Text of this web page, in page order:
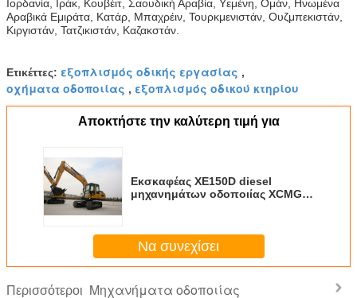
Ιορδανία, Ιράκ, Κουβέιτ, Σαουδική Αραβία, Υεμένη, Ομάν, Ηνωμένα
Αραβικά Εμιράτα, Κατάρ, Μπαχρέιν, Τουρκμενιστάν, Ουζμπεκιστάν,
Κιργιστάν, Τατζικιστάν, Καζακστάν.
Ετικέττες: εξοπλισμός οδικής εργασίας ,
οχήματα οδοποιίας , εξοπλισμός οδικού κτηρίου
Αποκτήστε την καλύτερη τιμή για
Εκσκαφέας XE150D diesel
μηχανημάτων οδοποιίας XCMG
Να συνεχίσει
Περισσότεροι Μηχανήματα οδοποιίας